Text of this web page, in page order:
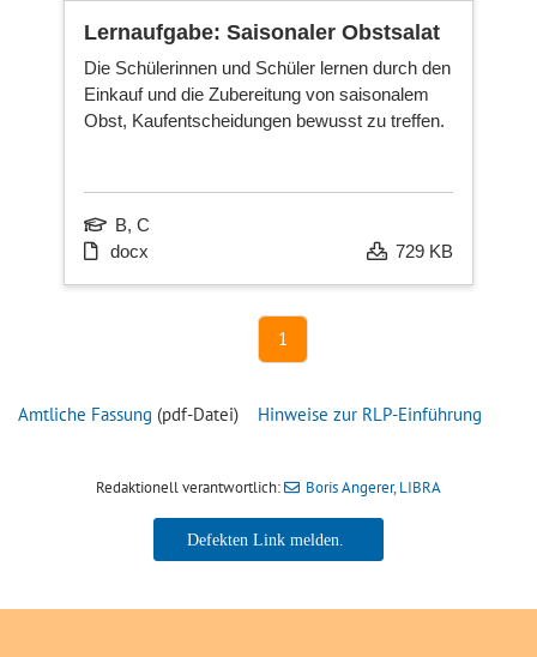
Lernaufgabe: Saisonaler Obstsalat
Die Schülerinnen und Schüler lernen durch den
Einkauf und die Zubereitung von saisonalem
Obst, Kaufentscheidungen bewusst zu treffen.
B, C
docx
729 KB
1
Amtliche Fassung (pdf-Datei) Hinweise zur RLP-Einführung
Redaktionell verantwortlich: Boris Angerer, LIBRA
Boris Angerer, LIBRA